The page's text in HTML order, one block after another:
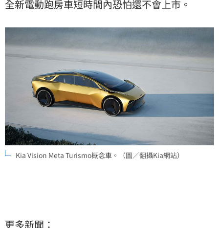
全新電動跑房車短時間內恐怕還不會上市。
Kia Vision Meta Turismo概念車。（圖／翻攝Kia網站）
更多新聞：